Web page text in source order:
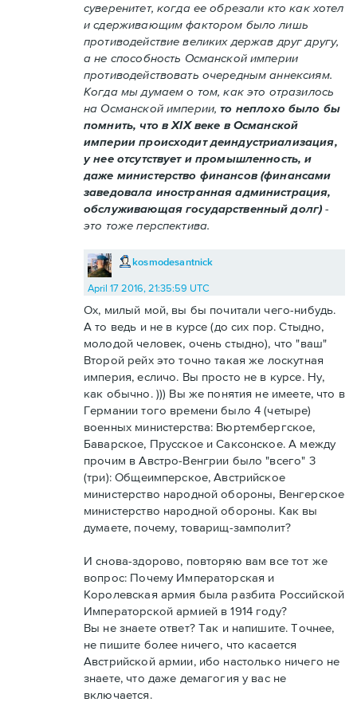
суверенитет, когда ее обрезали кто как хотел
и сдерживающим фактором было лишь
противодействие великих держав друг другу,
а не способность Османской империи
противодействовать очередным аннексиям.
Когда мы думаем о том, как это отразилось
на Османской империи,то неплохо было бы
помнить, что в XIX веке в Османской
империи происходит деиндустриализация,
у нее отсутствует и промышленность, и
даже министерство финансов (финансами
заведовала иностранная администрация,
обслуживающая государственный долг)-
это тоже перспектива.
kosmodesantnick
April 17 2016, 21:35:59 UTC
Ох, милый мой, вы бы почитали чего-нибудь.
А то ведь и не в курсе (до сих пор. Стыдно,
молодой человек, очень стыдно), что "ваш"
Второй рейх это точно такая же лоскутная
империя, есличо. Вы просто не в курсе. Ну,
как обычно. ))) Вы же понятия не имеете, что в
Германии того времени было 4 (четыре)
военных министерства: Вюртембергское,
Баварское, Прусское и Саксонское. А между
прочим в Австро-Венгрии было "всего" 3
(три): Общеимперское, Австрийское
министерство народной обороны, Венгерское
министерство народной обороны. Как вы
думаете, почему, товарищ-замполит?
И снова-здорово, повторяю вам все тот же
вопрос: Почему Императорская и
Королевская армия была разбита Российской
Императорской армией в 1914 году?
Вы не знаете ответ? Так и напишите. Точнее,
не пишите более ничего, что касается
Австрийской армии, ибо настолько ничего не
знаете, что даже демагогия у вас не
включается.